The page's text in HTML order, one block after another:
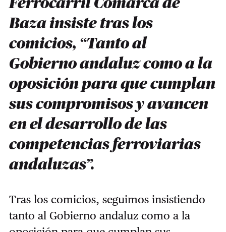
Ferrocarril Comarca de
Baza insiste tras los
comicios, “Tanto al
Gobierno andaluz como a la
oposición para que cumplan
sus compromisos y avancen
en el desarrollo de las
competencias ferroviarias
andaluzas”.
Tras los comicios, seguimos insistiendo
tanto al Gobierno andaluz como a la